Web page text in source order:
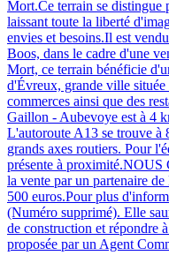
Mort.Ce terrain se distingue
laissant toute la liberté
envies et besoins.Il est
Boos, dans le cadre d'une
Mort, ce terrain bénéficie
d'Évreux, grande ville
commerces ainsi que des
Gaillon - Aubevoye est à 4
L'autoroute A13 se trouve à
grands axes routiers. Pour
présente à
la vente par un partenaire
500 euros.Pour plus
(Numéro supprimé). Elle
de construction et répondre
proposée par un Agent